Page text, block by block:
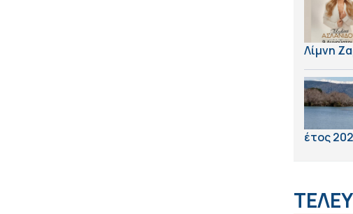
Λίμνη
έτος